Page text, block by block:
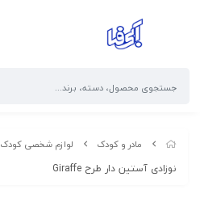
مادر و کودک لوازم شخصی کودک
نوزادی آستین دار طرح Giraffe